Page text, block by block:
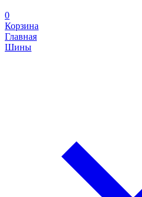
0
Корзина
Главная
Шины